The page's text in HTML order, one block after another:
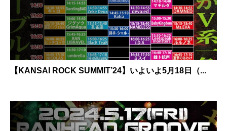
【KANSAI ROCK SUMMIT’24】いよいよ5月18日（...